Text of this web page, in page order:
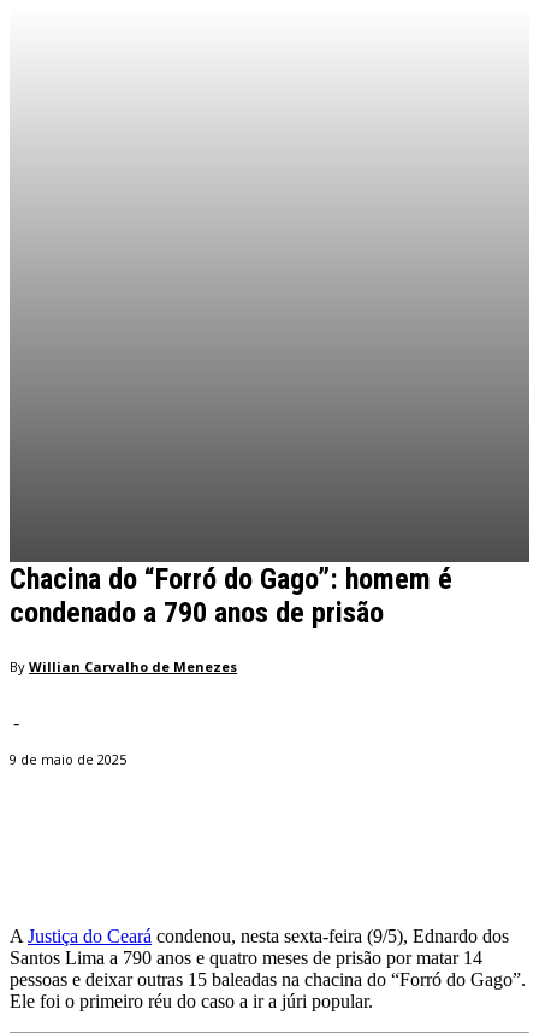
Chacina do “Forró do Gago”: homem é
condenado a 790 anos de prisão
By Willian Carvalho de Menezes
-
9 de maio de 2025
A Justiça do Ceará condenou, nesta sexta-feira (9/5), Ednardo dos
Santos Lima a 790 anos e quatro meses de prisão por matar 14
pessoas e deixar outras 15 baleadas na chacina do “Forró do Gago”.
Ele foi o primeiro réu do caso a ir a júri popular.